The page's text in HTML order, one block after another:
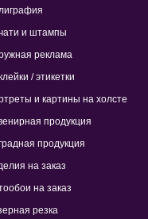
и штампы
реклама
/ этикетки
и картины на холсте
продукция
продукция
на заказ
на заказ
резка